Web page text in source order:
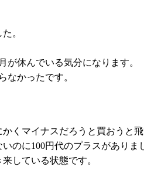
。
休んでいる気分になります。
なかったです。
くマイナスだろうと買おうと飛
のに100円代のプラスがありま
している状態です。